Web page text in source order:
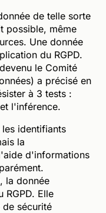
de telle sorte
possible, même
Une donnée
du RGPD.
le Comité
a précisé en
à 3 tests :
l'inférence.
identifiants
la
d'informations
la donnée
RGPD. Elle
de sécurité